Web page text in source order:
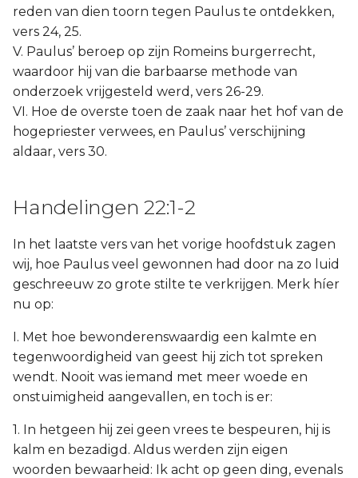
reden van dien toorn tegen Paulus te ontdekken,
vers 24, 25.
V. Paulus’ beroep op zijn Romeins burgerrecht,
waardoor hij van die barbaarse methode van
onderzoek vrijgesteld werd, vers 26-29.
VI. Hoe de overste toen de zaak naar het hof van de
hogepriester verwees, en Paulus’ verschijning
aldaar, vers 30.
Handelingen 22:1-2
In het laatste vers van het vorige hoofdstuk zagen
wij, hoe Paulus veel gewonnen had door na zo luid
geschreeuw zo grote stilte te verkrijgen. Merk híer
nu op:
I. Met hoe bewonderenswaardig een kalmte en
tegenwoordigheid van geest hij zich tot spreken
wendt. Nooit was iemand met meer woede en
onstuimigheid aangevallen, en toch is er:
1. In hetgeen hij zei geen vrees te bespeuren, hij is
kalm en bezadigd. Aldus werden zijn eigen
woorden bewaarheid: Ik acht op geen ding, evenals